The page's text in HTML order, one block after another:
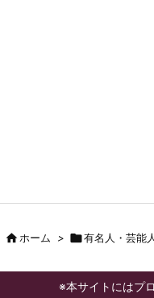
ホーム > 有名人・芸能人
※本サイトにはプ